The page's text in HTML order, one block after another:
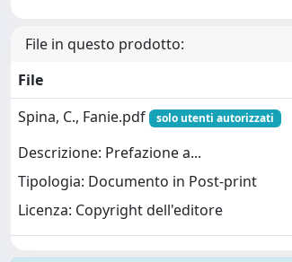
File in questo prodotto:
File
Spina, C., Fanie.pdf
solo utenti autorizzati
Descrizione: Prefazione a...
Tipologia: Documento in Post-print
Licenza: Copyright dell'editore